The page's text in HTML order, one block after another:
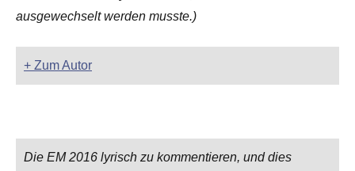
ausgewechselt werden musste.)
+ Zum Autor
Die EM 2016 lyrisch zu kommentieren, und dies